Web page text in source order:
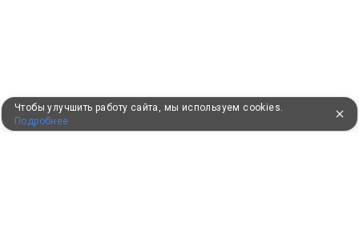
Чтобы улучшить работу сайта, мы используем cookies.
Подробнее